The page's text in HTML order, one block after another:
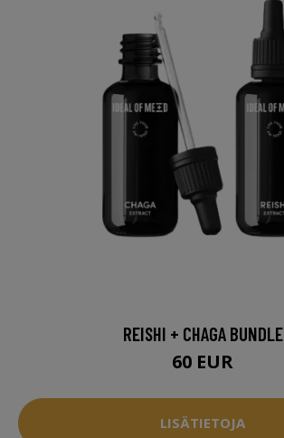
REISHI + CHAGA BUNDLE
60 EUR
LISÄTIETOJA